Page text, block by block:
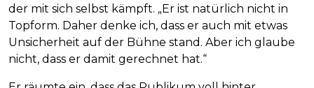
der mit sich selbst kämpft. „Er ist natürlich nicht in
Topform. Daher denke ich, dass er auch mit etwas
Unsicherheit auf der Bühne stand. Aber ich glaube
nicht, dass er damit gerechnet hat.“